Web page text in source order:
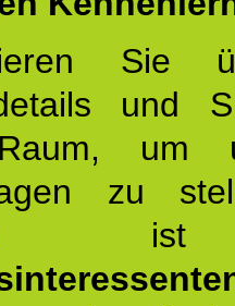
Sie
und
um
zu